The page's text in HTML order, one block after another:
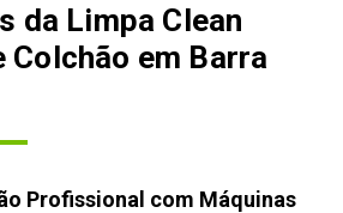
da Limpa Clean
Colchão em Barra
Profissional com Máquinas